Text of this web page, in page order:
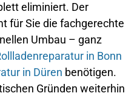
eliminiert. Der
für Sie die fachgerechte
Umbau – ganz
in Bonn
in Düren benötigen.
Gründen weiterhin